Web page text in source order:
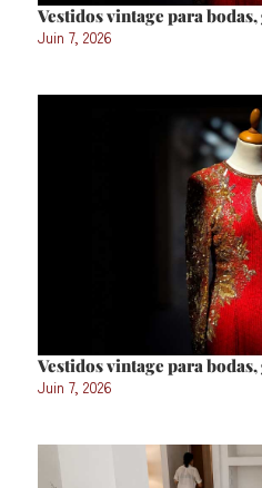
Vestidos vintage para bodas,
Juin 7, 2026
Vestidos vintage para bodas,
Juin 7, 2026